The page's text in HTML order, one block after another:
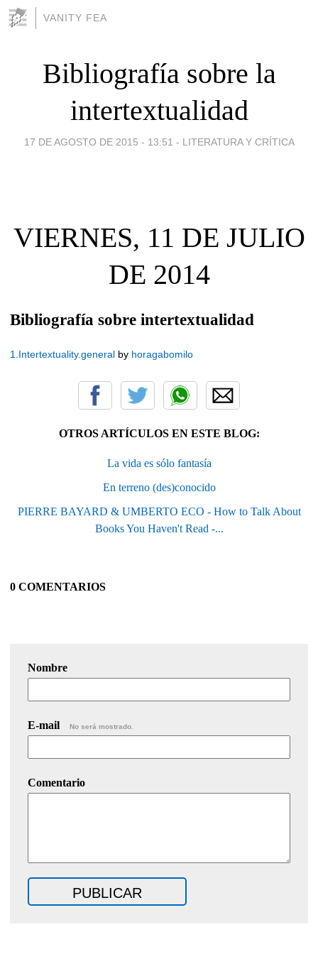
VANITY FEA
Bibliografía sobre la
intertextualidad
17 DE AGOSTO DE 2015 - 13:51 - LITERATURA Y CRÍTICA
VIERNES, 11 DE JULIO
DE 2014
Bibliografía sobre intertextualidad
1.Intertextuality.general by horagabomilo
OTROS ARTÍCULOS EN ESTE BLOG:
La vida es sólo fantasía
En terreno (des)conocido
PIERRE BAYARD & UMBERTO ECO - How to Talk About
Books You Haven't Read -...
0 COMENTARIOS
Nombre
E-mail No será mostrado.
Comentario